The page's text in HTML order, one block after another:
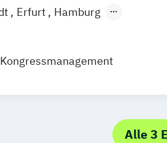
Erfurt
Hamburg
Alle 3